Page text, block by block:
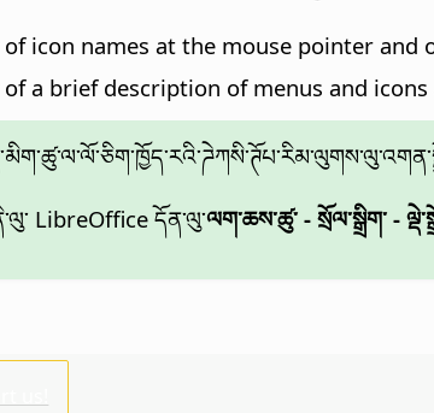
of icon names at the mouse pointer and
of a brief description of menus and
LibreOffice དོན་ལུ་ལག་ཆས་ཚུ་ - སྲོལ་སྒྲིག་ -